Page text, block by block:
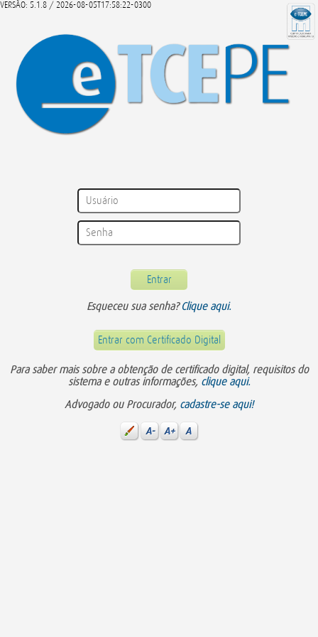
Esqueceu sua senha? Clique aqui.
Entrar com Certificado Digital
Para saber mais sobre a obtenção de certificado digital, requisitos do
sistema e outras informações, clique aqui.
Advogado ou Procurador, cadastre-se aqui!
VERSÃO: 5.1.8 / 2026-08-05T17:58:22-0300